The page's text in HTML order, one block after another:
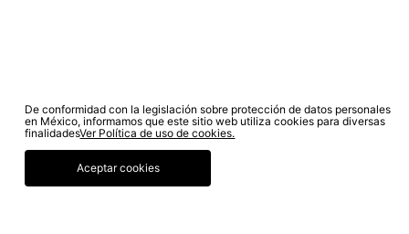
© COPYRIGHT 2022 STUDIO F. TODOS LOS DERECHOS RESERVADOS.
De conformidad con la legislación sobre protección de datos personales
en México, informamos que este sitio web utiliza cookies para diversas
finalidadesVer Política de uso de cookies.
Aceptar cookies